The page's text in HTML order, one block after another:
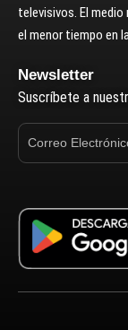
televisivos. El
el menor tiempo en
Newsletter
Suscríbete a